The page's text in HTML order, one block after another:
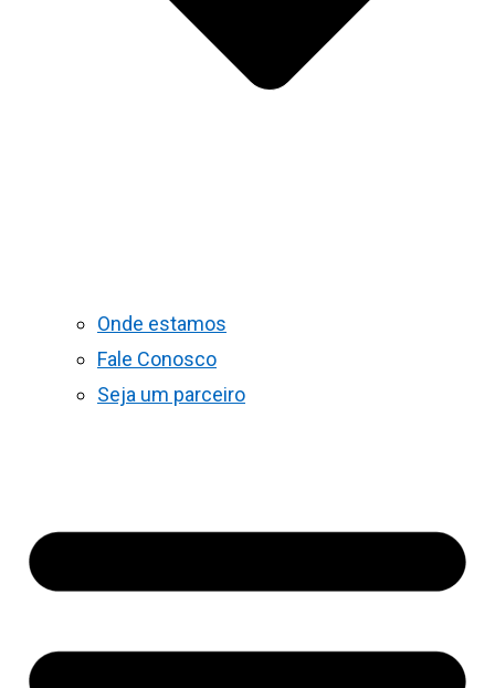
Onde estamos
Fale Conosco
Seja um parceiro